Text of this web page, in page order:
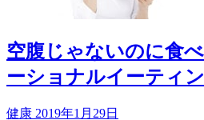
空腹じゃないのに食
ーショナルイーティ
健康 2019年1月29日